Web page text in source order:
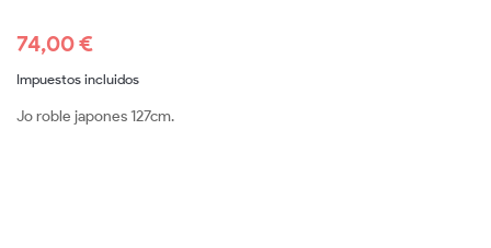
74,00 €
Impuestos incluidos
Jo roble japones 127cm.